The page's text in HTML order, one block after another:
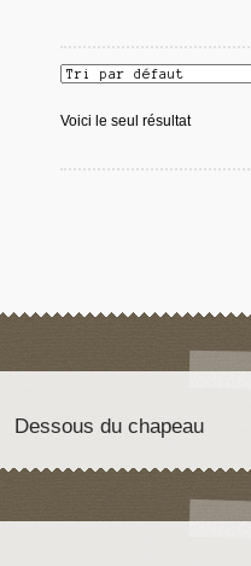
Voici le seul résultat
Dessous du chapeau